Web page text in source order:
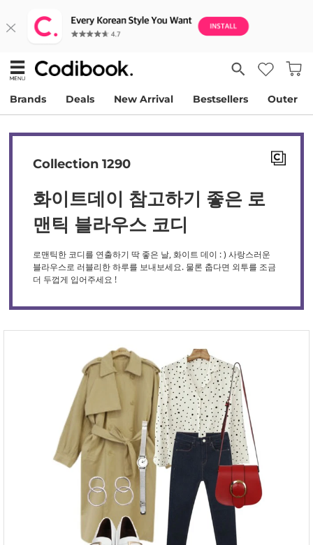
Brands Deals New Arrival Bestsellers Outer
Collection 1290
화이트데이 참고하기 좋은 로
맨틱 블라우스 코디
로맨틱한 코디를 연출하기 딱 좋은 날, 화이트 데이 : ) 사랑스러운
블라우스로 러블리한 하루를 보내보세요. 물론 춥다면 외투를 조금
더 두껍게 입어주세요 !